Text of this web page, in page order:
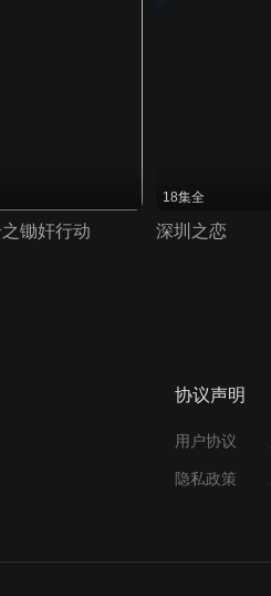
锄奸行动
18集全
深圳之恋
协议声明
用户协议
隐私政策